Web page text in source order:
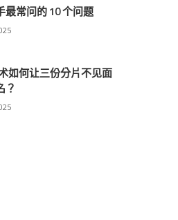
最常问的 10 个问题
如何让三份分片不见面
？